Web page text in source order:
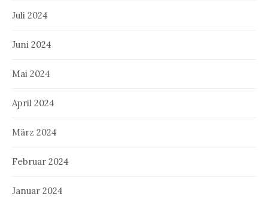
Juli 2024
Juni 2024
Mai 2024
April 2024
März 2024
Februar 2024
Januar 2024